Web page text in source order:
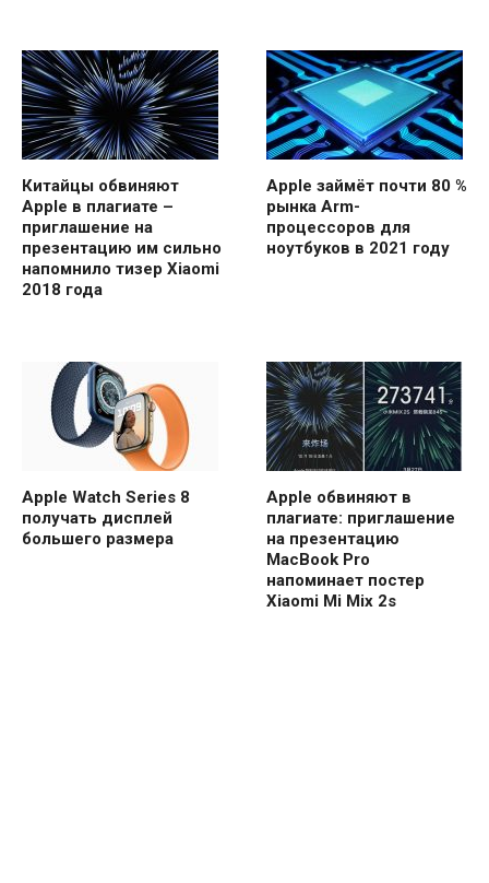
Китайцы обвиняют
Apple в плагиате –
приглашение на
презентацию им сильно
напомнило тизер Xiaomi
2018 года
Apple займёт почти 80 %
рынка Arm-
процессоров для
ноутбуков в 2021 году
Apple Watch Series 8
получать дисплей
большего размера
Apple обвиняют в
плагиате: приглашение
на презентацию
MacBook Pro
напоминает постер
Xiaomi Mi Mix 2s